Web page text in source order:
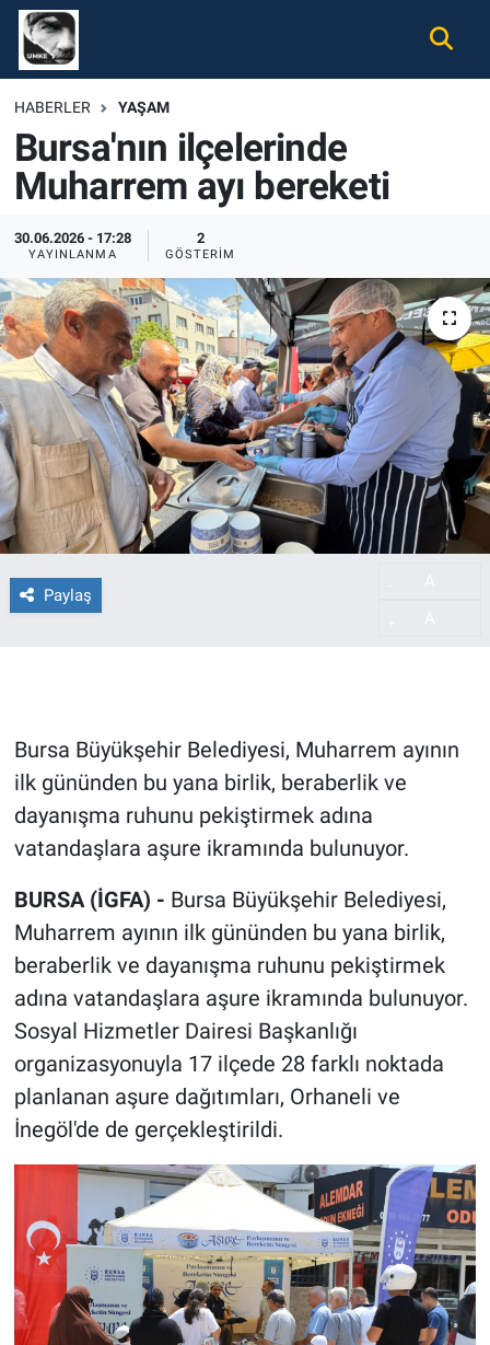
HABERLER YAŞAM
Bursa'nın ilçelerinde
Muharrem ayı bereketi
30.06.2026 - 17:28
YAYINLANMA
2
GÖSTERIM
Paylaş
Bursa Büyükşehir Belediyesi, Muharrem ayının
ilk gününden bu yana birlik, beraberlik ve
dayanışma ruhunu pekiştirmek adına
vatandaşlara aşure ikramında bulunuyor.
BURSA (İGFA) - Bursa Büyükşehir Belediyesi,
Muharrem ayının ilk gününden bu yana birlik,
beraberlik ve dayanışma ruhunu pekiştirmek
adına vatandaşlara aşure ikramında bulunuyor.
Sosyal Hizmetler Dairesi Başkanlığı
organizasyonuyla 17 ilçede 28 farklı noktada
planlanan aşure dağıtımları, Orhaneli ve
İnegöl'de de gerçekleştirildi.
Gündem
Ekonomi
Spor
Magazin
Tüm Haberler
İletişim
Künye
Nöbetçi Eczaneler
Hava Durumu
Namaz Vakitleri
Trafik Durumu
Süper Lig Puan Durumu ve Fikstür
Tüm Manşetler
Son Dakika Haberleri
Haber Arşivi